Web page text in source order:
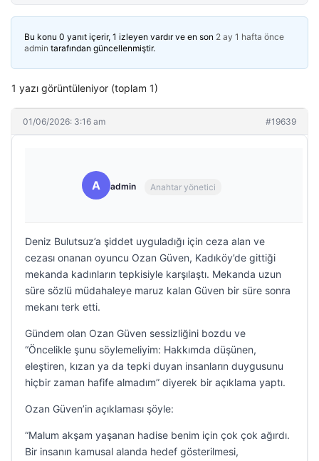
Bu konu 0 yanıt içerir, 1 izleyen vardır ve en son 2 ay 1 hafta önce
admin tarafından güncellenmiştir.
1 yazı görüntüleniyor (toplam 1)
01/06/2026: 3:16 am #19639
A admin Anahtar yönetici
Deniz Bulutsuz’a şiddet uyguladığı için ceza alan ve
cezası onanan oyuncu Ozan Güven, Kadıköy’de gittiği
mekanda kadınların tepkisiyle karşılaştı. Mekanda uzun
süre sözlü müdahaleye maruz kalan Güven bir süre sonra
mekanı terk etti.
Gündem olan Ozan Güven sessizliğini bozdu ve
“Öncelikle şunu söylemeliyim: Hakkımda düşünen,
eleştiren, kızan ya da tepki duyan insanların duygusunu
hiçbir zaman hafife almadım” diyerek bir açıklama yaptı.
Ozan Güven’in açıklaması şöyle:
“Malum akşam yaşanan hadise benim için çok çok ağırdı.
Bir insanın kamusal alanda hedef gösterilmesi,